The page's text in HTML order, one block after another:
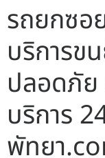
รถยกซอ
บริการข
ปลอดภัย
บริการ
พัทยา